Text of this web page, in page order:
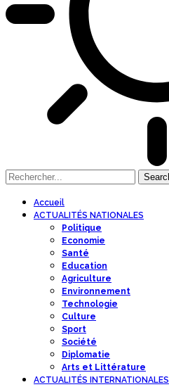
Accueil
ACTUALITÉS NATIONALES
Politique
Economie
Santé
Education
Agriculture
Environnement
Technologie
Culture
Sport
Société
Diplomatie
Arts et Littérature
ACTUALITÉS INTERNATIONALES